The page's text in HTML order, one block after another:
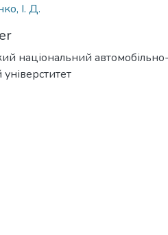
І. Д.
національний автомобільно-